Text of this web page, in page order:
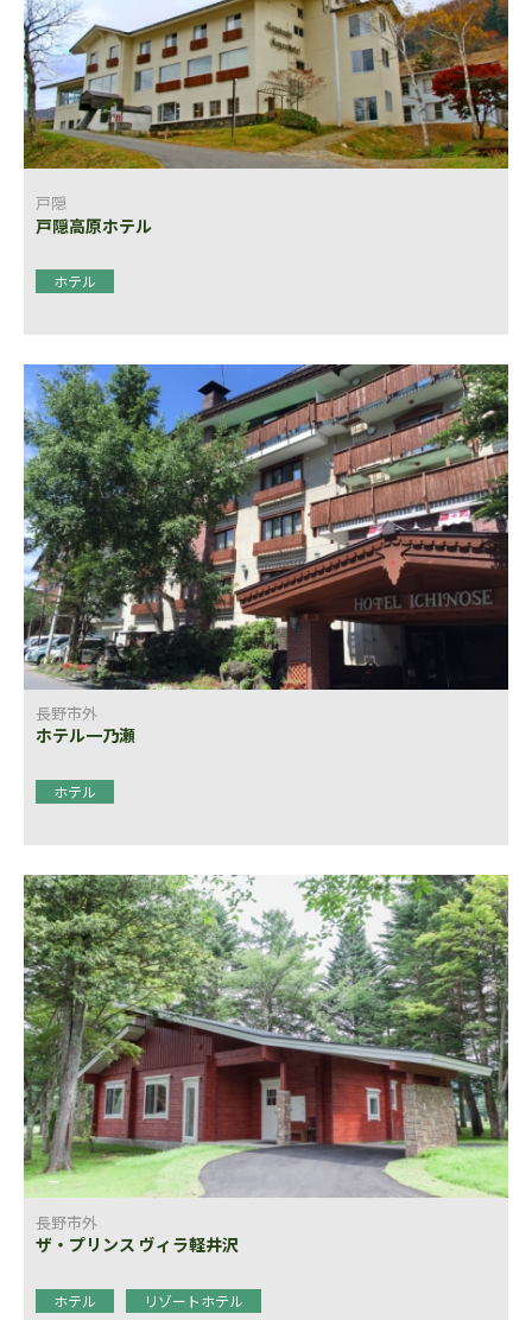
戸隠
戸隠高原ホテル
ホテル
長野市外
ホテル一乃瀬
ホテル
長野市外
ザ・プリンス ヴィラ軽井沢
ホテル リゾートホテル